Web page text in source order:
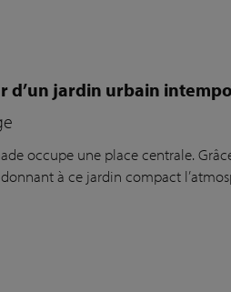
d’un jardin urbain
occupe une place centrale.
à ce jardin compact